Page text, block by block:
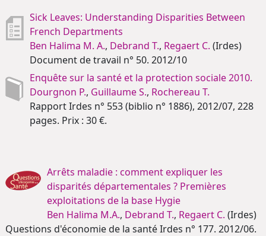
Sick Leaves: Understanding Disparities Between
French Departments
Ben Halima M. A., Debrand T., Regaert C. (Irdes)
Document de travail n° 50. 2012/10
Enquête sur la santé et la protection sociale 2010.
Dourgnon P., Guillaume S., Rochereau T.
Rapport Irdes n° 553 (biblio n° 1886), 2012/07, 228
pages. Prix : 30 €.
Arrêts maladie : comment expliquer les
disparités départementales ? Premières
exploitations de la base Hygie
Ben Halima M.A., Debrand T., Regaert C. (Irdes)
Questions d'économie de la santé Irdes n° 177. 2012/06.